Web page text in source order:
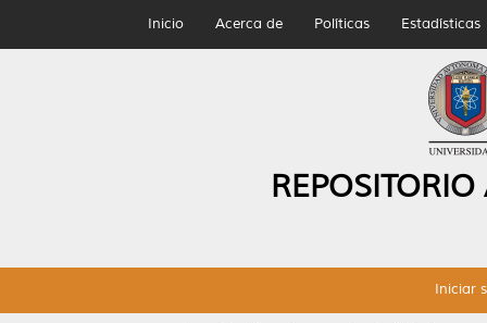
Inicio Acerca de Políticas Estadísticas
Iniciar